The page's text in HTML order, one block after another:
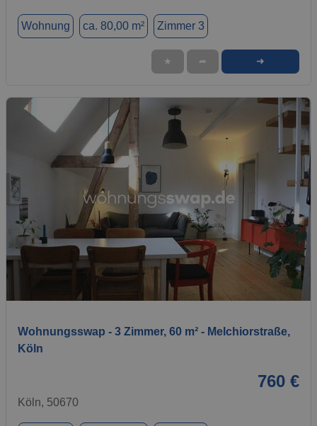
Wohnung ca. 80,00 m² Zimmer 3
★ ➦ ➜
1 / 11
Wohnungsswap - 3 Zimmer, 60 m² - Melchiorstraße,
Köln
760 €
Köln, 50670